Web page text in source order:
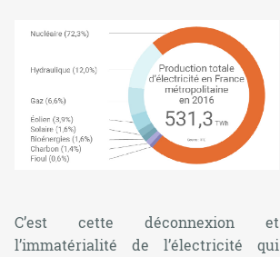
C’est cette déconnexion et
l’immatérialité de l’électricité qui